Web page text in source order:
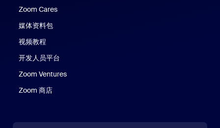
Zoom Cares
媒体资料包
视频教程
开发人员平台
Zoom Ventures
Zoom 商店